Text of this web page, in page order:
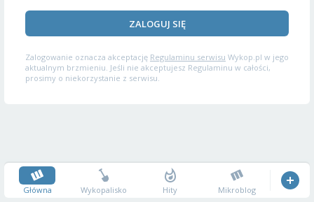
ZALOGUJ SIĘ
Zalogowanie oznacza akceptację Regulaminu serwisu Wykop.pl w jego
aktualnym brzmieniu. Jeśli nie akceptujesz Regulaminu w całości,
prosimy o niekorzystanie z serwisu.
Główna Wykopalisko Hity Mikroblog